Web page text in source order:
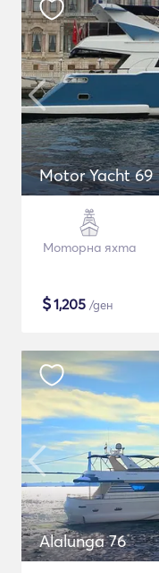
Motor Yacht 69
Моторна яхта
$1,205 /ден
Alalunga 76